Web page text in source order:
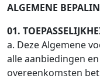
ALGEMENE
01.
a. Deze Algemene
alle aanbiedingen en
overeenkomsten